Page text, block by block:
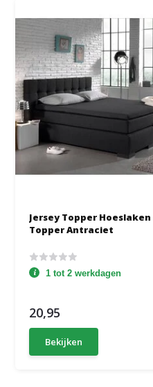
Jersey Topper Hoeslaken
Topper Antraciet
1 tot 2 werkdagen
20,95
Bekijken